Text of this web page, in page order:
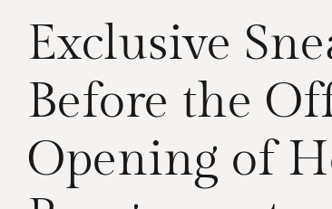
Exclusive
Before the
Opening of